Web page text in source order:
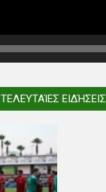
ΤΕΛΕΥΤΑΊΕΣ ΕΙΔΉΣΕΙΣ